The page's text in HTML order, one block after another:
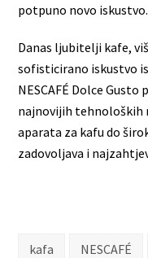
potpuno novo iskustvo.
Danas ljubitelji kafe,
sofisticirano iskustvo
NESCAFÉ Dolce
najnovijih tehnoloških
aparata za kafu do
zadovoljava i
kafa NESCAFÉ